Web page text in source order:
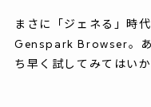
まさに「ジェネる」時
Genspark Browser。
ち早く試してみてはい